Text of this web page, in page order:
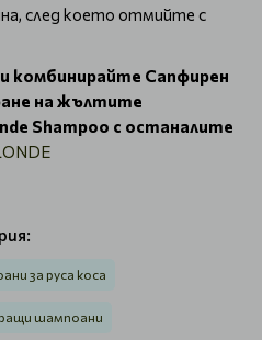
след което отмийте с
комбинирайте Сапфирен
на жълтите
Shampoo с останалите
за руса коса
шампоани